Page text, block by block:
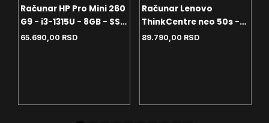
Računar HP Pro Mini 260
G9 - i3-1315U - 8GB - SSD
256GB - Wi-Fi - Free Dos
65.690,00 RSD
Računar Lenovo
ThinkCentre neo 50s -
i3-13100 - 8GB - 256GB
89.790,00 RSD